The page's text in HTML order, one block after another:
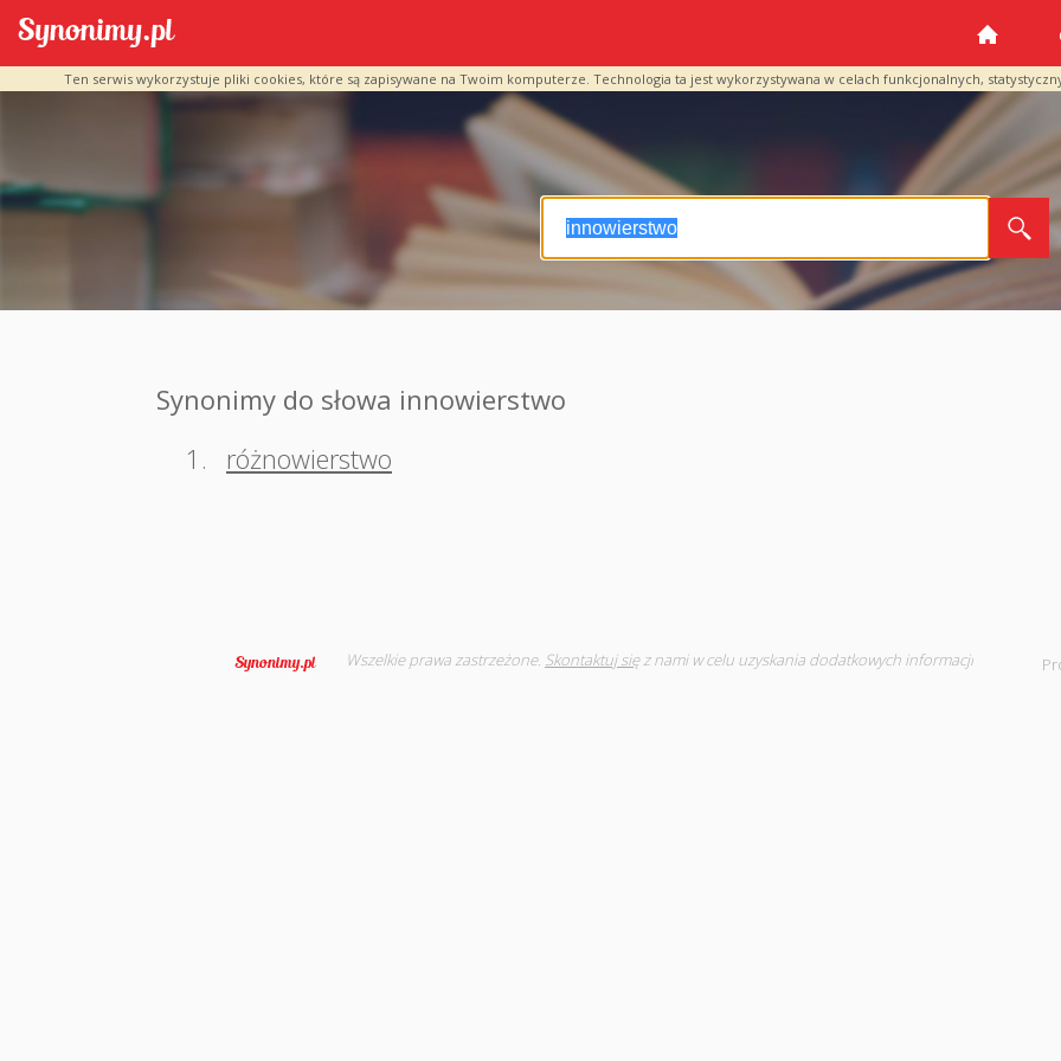
Ten serwis wykorzystuje pliki cookies, które są zapisywane na Twoim komputerze. Technologia ta jest wykorzystywana w celach funkcjonalnych,
Synonimy do słowa innowierstwo
1.
różnowierstwo
Wszelkie prawa zastrzeżone. Skontaktuj sięz nami w celu uzyskania dodatkowych informacji